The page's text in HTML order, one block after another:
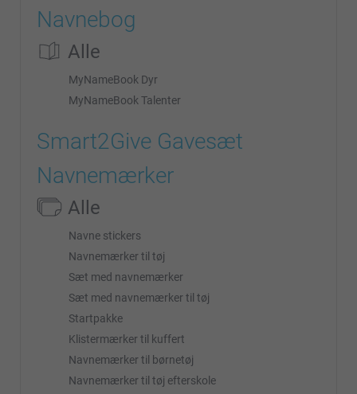
Navnebog
Alle
MyNameBook Dyr
MyNameBook Talenter
Smart2Give Gavesæt
Navnemærker
Alle
Navne stickers
Navnemærker til tøj
Sæt med navnemærker
Sæt med navnemærker til tøj
Startpakke
Klistermærker til kuffert
Navnemærker til børnetøj
Navnemærker til tøj efterskole